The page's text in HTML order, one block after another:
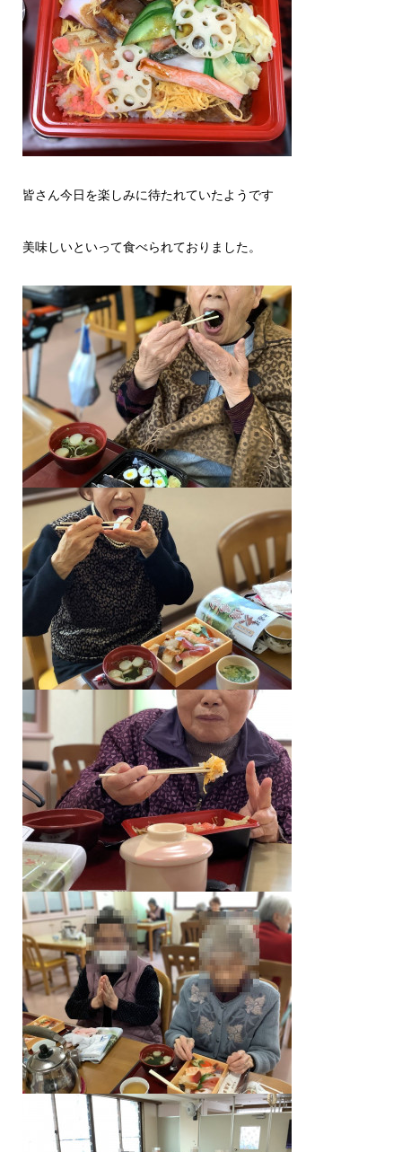
皆さん今日を楽しみに待たれていたようです
美味しいといって食べられておりました。